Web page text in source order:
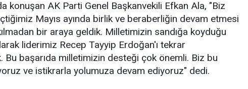
konuşan AK Parti Genel Başkanvekili Efkan Ala, "Biz
Mayıs ayında birlik ve beraberliğin devam etmesi
bir araya geldik. Milletimizin sandığa koyduğu
liderimiz Recep Tayyip Erdoğan'ı tekrar
Bu başarıda milletimizin desteği çok önemli. Biz bu
ve istikrarla yolumuza devam ediyoruz" dedi.